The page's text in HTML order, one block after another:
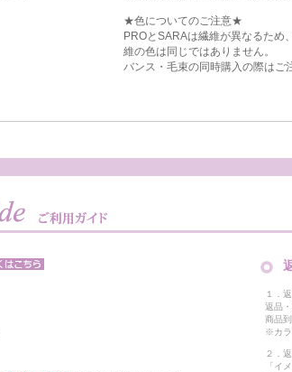
★色についてのご注意★
PROとSARAは繊維が異なるため
維の色は同じではありません。
バンス・毛束の同時購入の際はご
１．
返品
商品
※カラ
２．
「イ